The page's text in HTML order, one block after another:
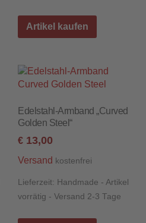
Artikel kaufen
Edelstahl-Armband „Curved
Golden Steel“
€ 13,00
Versand kostenfrei
Lieferzeit: Handmade - Artikel
vorrätig - Versand 2-3 Tage